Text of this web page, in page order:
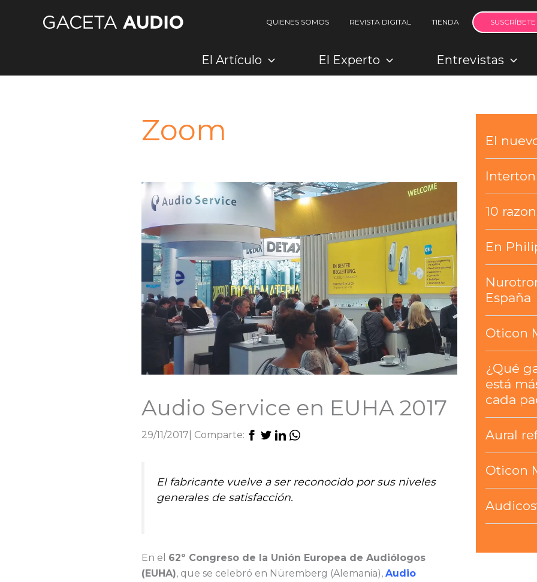
QUIENES SOMOS REVISTA DIGITAL TIENDA SUSCRÍBETE
El Artículo El Experto Entrevistas
Zoom
Audio Service en EUHA 2017
29/11/2017 | Comparte:
El fabricante vuelve a ser reconocido por sus niveles
generales de satisfacción.
En el 62º Congreso de la Unión Europea de Audiólogos
(EUHA), que se celebró en Nüremberg (Alemania), Audio
El
Interton
10
En
España
Oticon
¿Qué
está
cada
Aural
Oticon